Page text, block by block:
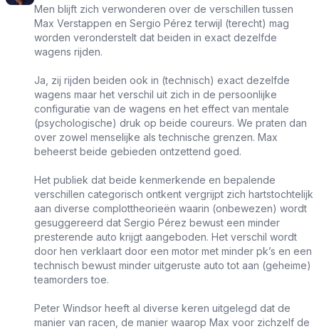
Men blijft zich verwonderen over de verschillen tussen
Max Verstappen en Sergio Pérez terwijl (terecht) mag
worden veronderstelt dat beiden in exact dezelfde
wagens rijden.
Ja, zij rijden beiden ook in (technisch) exact dezelfde
wagens maar het verschil uit zich in de persoonlijke
configuratie van de wagens en het effect van mentale
(psychologische) druk op beide coureurs. We praten dan
over zowel menselijke als technische grenzen. Max
beheerst beide gebieden ontzettend goed.
Het publiek dat beide kenmerkende en bepalende
verschillen categorisch ontkent vergrijpt zich hartstochtelijk
aan diverse complottheorieën waarin (onbewezen) wordt
gesuggereerd dat Sergio Pérez bewust een minder
presterende auto krijgt aangeboden. Het verschil wordt
door hen verklaart door een motor met minder pk’s en een
technisch bewust minder uitgeruste auto tot aan (geheime)
teamorders toe.
Peter Windsor heeft al diverse keren uitgelegd dat de
manier van racen, de manier waarop Max voor zichzelf de